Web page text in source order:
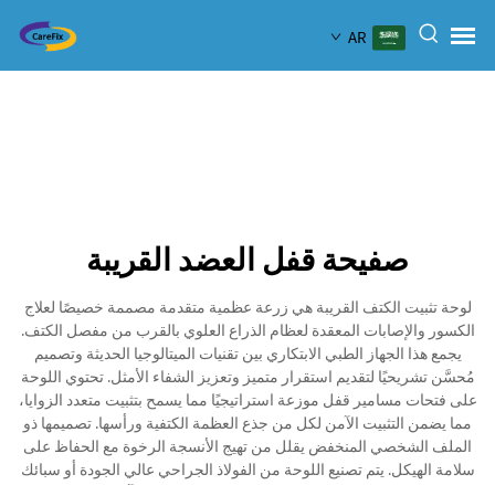
AR
صفيحة قفل العضد القريبة
لوحة تثبيت الكتف القريبة هي زرعة عظمية متقدمة مصممة خصيصًا لعلاج
الكسور والإصابات المعقدة لعظام الذراع العلوي بالقرب من مفصل الكتف.
يجمع هذا الجهاز الطبي الابتكاري بين تقنيات الميتالوجيا الحديثة وتصميم
مُحسَّن تشريحيًا لتقديم استقرار متميز وتعزيز الشفاء الأمثل. تحتوي اللوحة
على فتحات مسامير قفل موزعة استراتيجيًا مما يسمح بتثبيت متعدد الزوايا،
مما يضمن التثبيت الآمن لكل من جذع العظمة الكتفية ورأسها. تصميمها ذو
الملف الشخصي المنخفض يقلل من تهيج الأنسجة الرخوة مع الحفاظ على
سلامة الهيكل. يتم تصنيع اللوحة من الفولاذ الجراحي عالي الجودة أو سبائك